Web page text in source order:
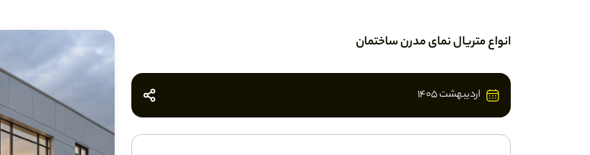
انواع متریال نمای مدرن ساختمان
اردیبهشت 1405